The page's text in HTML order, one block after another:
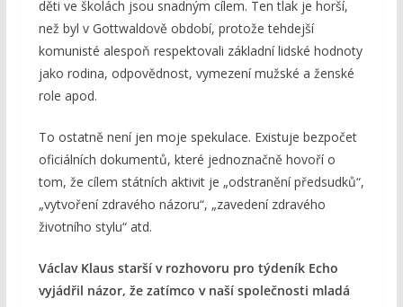
děti ve školách jsou snadným cílem. Ten tlak je horší,
než byl v Gottwaldově období, protože tehdejší
komunisté alespoň respektovali základní lidské hodnoty
jako rodina, odpovědnost, vymezení mužské a ženské
role apod.
To ostatně není jen moje spekulace. Existuje bezpočet
oficiálních dokumentů, které jednoznačně hovoří o
tom, že cílem státních aktivit je „odstranění předsudků“,
„vytvoření zdravého názoru“, „zavedení zdravého
životního stylu“ atd.
Václav Klaus starší v rozhovoru pro týdeník Echo
vyjádřil názor, že zatímco v naší společnosti mladá